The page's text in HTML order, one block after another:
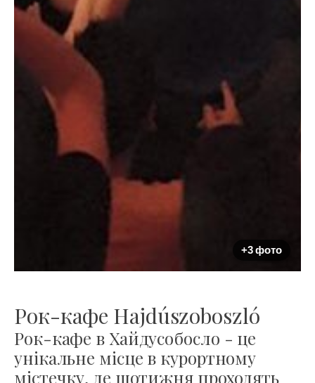
+3 фото
Рок-кафе Hajdúszoboszló
Рок-кафе в Хайдусобосло - це
унікальне місце в курортному
містечку, де щотижня проходять